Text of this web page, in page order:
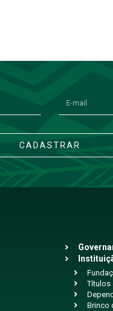
CADASTRAR
Títulos
Brinco